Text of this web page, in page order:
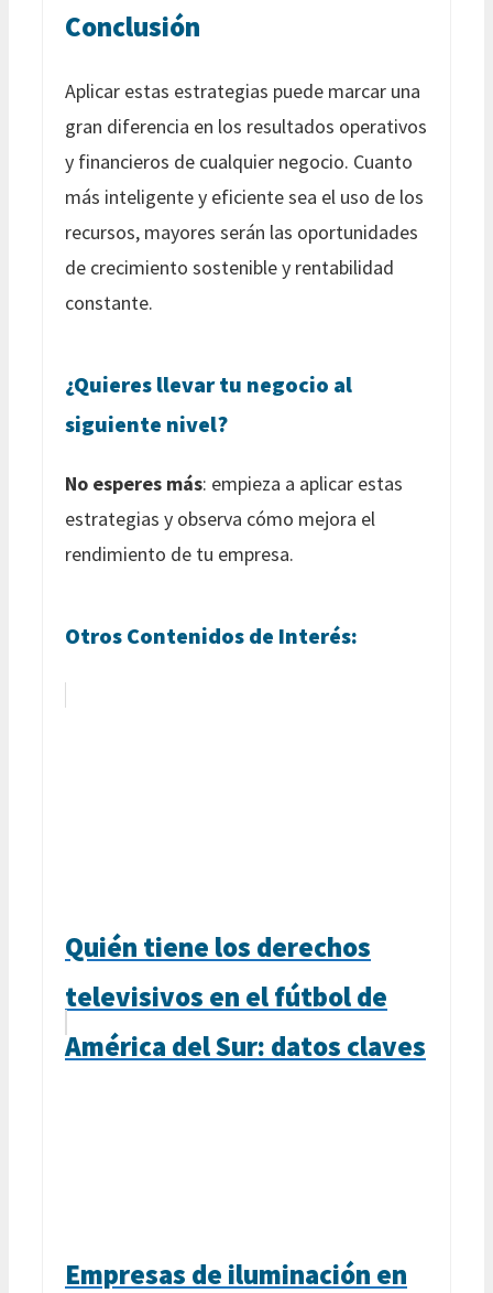
Conclusión
Aplicar estas estrategias puede marcar una
gran diferencia en los resultados operativos
y financieros de cualquier negocio. Cuanto
más inteligente y eficiente sea el uso de los
recursos, mayores serán las oportunidades
de crecimiento sostenible y rentabilidad
constante.
¿Quieres llevar tu negocio al
siguiente nivel?
No esperes más: empieza a aplicar estas
estrategias y observa cómo mejora el
rendimiento de tu empresa.
Otros Contenidos de Interés:
Quién tiene los derechos
televisivos en el fútbol de
América del Sur: datos claves
Empresas de iluminación en